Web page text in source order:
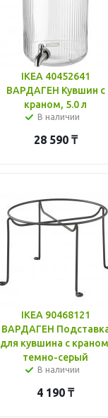
IKEA 40452641
ВАРДАГЕН Кувшин с
краном, 5.0 л
В наличии
28 590₸
IKEA 90468121
ВАРДАГЕН
для кувшина с
темно-серый
В наличии
4 190 ₸